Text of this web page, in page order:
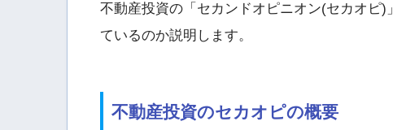
不動産投資の「セカンドオピニオン(セカオピ
ているのか説明します。
不動産投資のセカオピの概要